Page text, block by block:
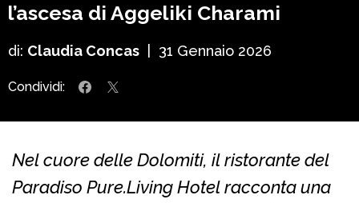
l’ascesa di Aggeliki Charami
di: Claudia Concas 31 Gennaio 2026
Condividi:
Nel cuore delle Dolomiti, il ristorante del
Paradiso Pure.Living Hotel racconta una